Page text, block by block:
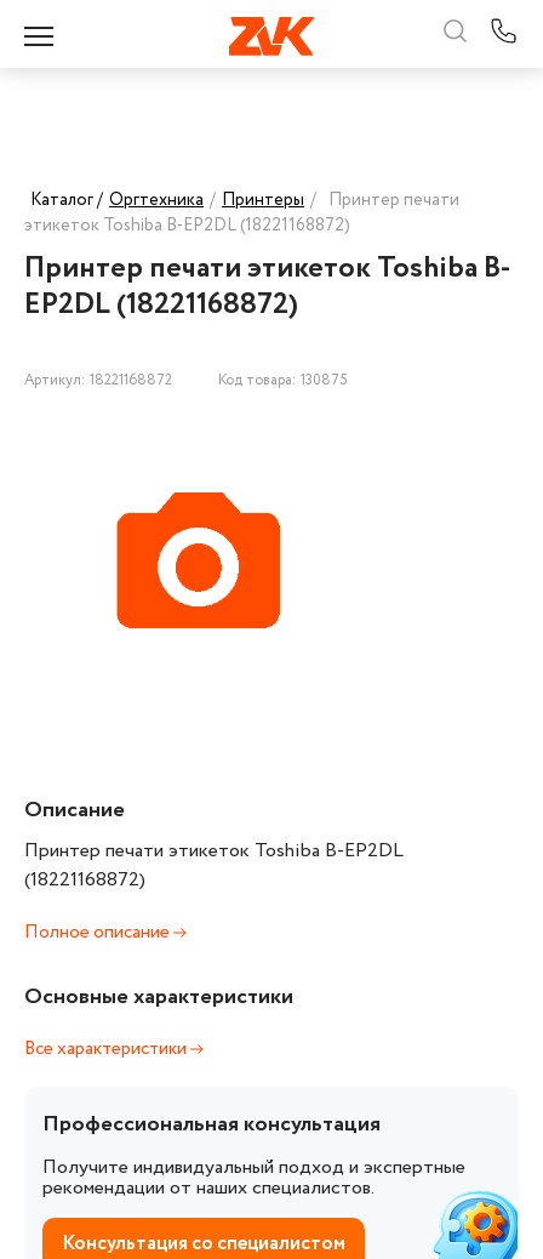
Каталог / Оргтехника / Принтеры / Принтер печати
этикеток Toshiba B-EP2DL (18221168872)
Принтер печати этикеток Toshiba B-
EP2DL (18221168872)
Артикул: 18221168872 Код товара: 130875
Описание
Принтер печати этикеток Toshiba B-EP2DL
(18221168872)
Полное описание
Основные характеристики
Все характеристики
Профессиональная консультация
Получите индивидуальный подход и экспертные
рекомендации от наших специалистов.
Консультация со специалистом